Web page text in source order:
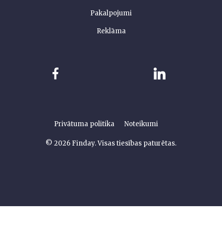
Pakalpojumi
Reklāma
© 2026 Finday. Visas tiesības paturētas.
Privātuma politika Noteikumi